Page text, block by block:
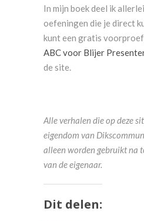
In mijn boek deel ik
oefeningen die je direct
kunt een gratis
ABC voor Blijer
de site.
Alle verhalen die op deze
eigendom van
alleen worden gebruikt na
van de eigenaar.
Dit delen: